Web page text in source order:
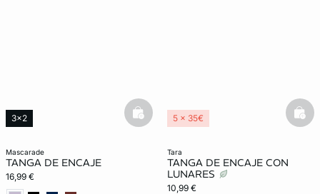
mascarade
TANGA DE ENCAJE
16,99 €
3x2 basketfull
tara
TANGA DE ENCAJE CON
LUNARES
10,99 €
5 x 35€